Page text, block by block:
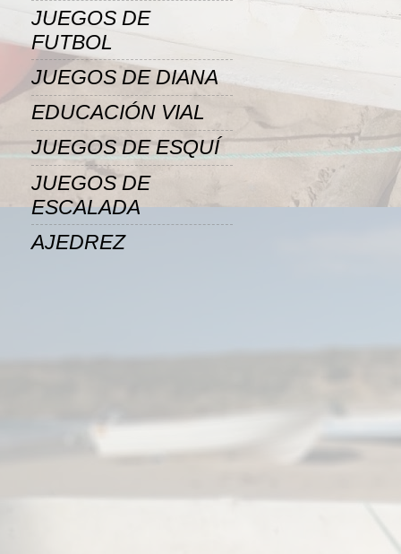
JUEGOS DE
FUTBOL
JUEGOS DE DIANA
EDUCACIÓN VIAL
JUEGOS DE ESQUÍ
JUEGOS DE
ESCALADA
AJEDREZ